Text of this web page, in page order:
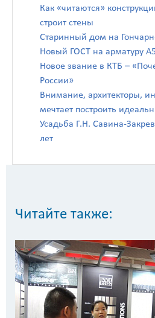
Как «читаются»
строит стены
Старинный дом на
Новый ГОСТ на арматуру
Новое звание в КТБ –
России»
Внимание, архитекторы,
мечтает построить
Усадьба Г.Н. Савина-
лет
Читайте также: